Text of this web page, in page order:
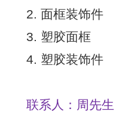
2. 面框装饰件
3. 塑胶面框
4. 塑胶装饰件
联系人：周先生